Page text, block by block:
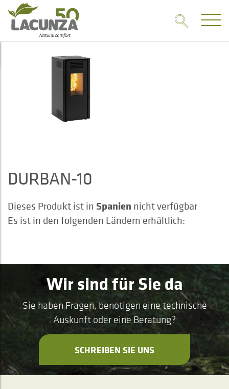
DURBAN-10
Dieses Produkt ist in Spanien nicht verfügbar
Es ist in den folgenden Ländern erhältlich:
Wir sind für Sie da
Sie haben Fragen, benötigen eine technische
Auskunft oder eine Beratung?
SCHREIBEN SIE UNS